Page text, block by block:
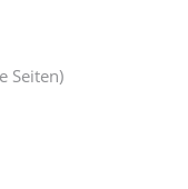
Seiten)